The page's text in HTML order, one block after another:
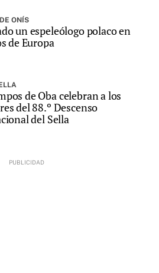
ONÍS
un espeleólogo polaco en
de Europa
de Oba celebran a los
del 88.º Descenso
del Sella